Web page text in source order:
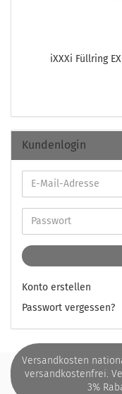
iXXXi Füll­ring
Kundenlogin
Konto erstellen
Passwort vergessen?
Versandkosten
versandkostenfrei.
3%